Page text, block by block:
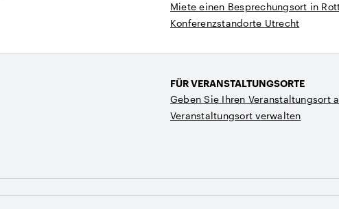
Miete einen Besprechungsort in
Konferenzstandorte Utrecht
FÜR VERANSTALTUNGSORTE
Geben Sie Ihren Veranstaltungsort
Veranstaltungsort verwalten